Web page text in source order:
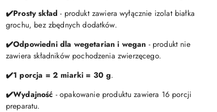
✔️Prosty skład - produkt zawiera wyłącznie izolat białka
grochu, bez zbędnych dodatków.
✔️Odpowiedni dla wegetarian i wegan - produkt nie
zawiera składników pochodzenia zwierzęcego.
✔️1 porcja = 2 miarki = 30 g.
✔️Wydajność - opakowanie produktu zawiera 16 porcji
preparatu.